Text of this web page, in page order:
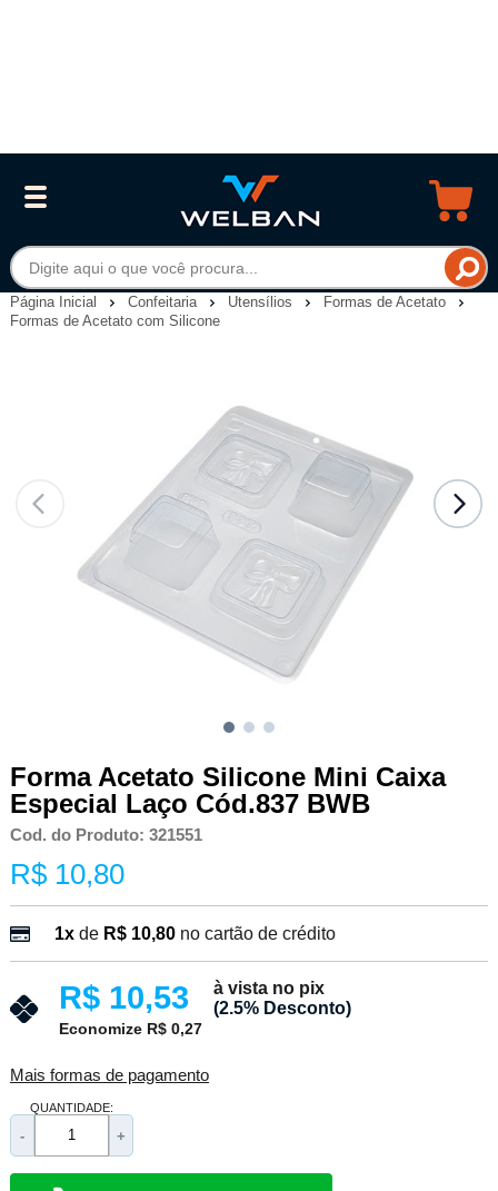
Página Inicial Confeitaria Utensílios
Formas de Acetato
Formas de Acetato com Silicone
Forma Acetato Silicone Mini Caixa
Especial Laço Cód.837 BWB
Cod. do Produto: 321551
R$ 10,80
1xde R$ 10,80 no cartão de crédito
R$ 10,53
à vista no pix
(2.5% Desconto)
Economize R$ 0,27
Mais formas de pagamento
QUANTIDADE:
- +